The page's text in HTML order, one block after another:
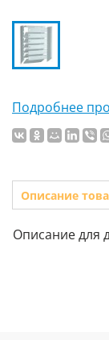
Подробнее
Описание
Описание для